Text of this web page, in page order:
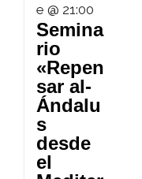
e @ 21:00
Semina
rio
«Repen
sar al-
Ándalu
s
desde
el